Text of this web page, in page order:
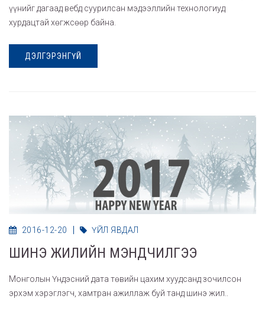
үүнийг дагаад вебд суурилсан мэдээллийн технологиуд
хурдацтай хөгжсөөр байна.
ДЭЛГЭРЭНГҮЙ
2016-12-20 ҮЙЛ ЯВДАЛ
ШИНЭ ЖИЛИЙН МЭНДЧИЛГЭЭ
Монголын Үндэсний дата төвийн цахим хуудсанд зочилсон
эрхэм хэрэглэгч, хамтран ажиллаж буй танд шинэ жил..